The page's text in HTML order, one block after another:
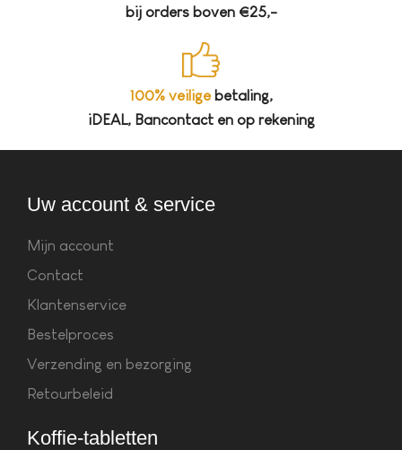
bij orders boven €25,-
100% veiligebetaling,
iDEAL, Bancontact en op rekening
Uw account & service
Mijn account
Contact
Klantenservice
Bestelproces
Verzending en bezorging
Retourbeleid
Koffie-tabletten